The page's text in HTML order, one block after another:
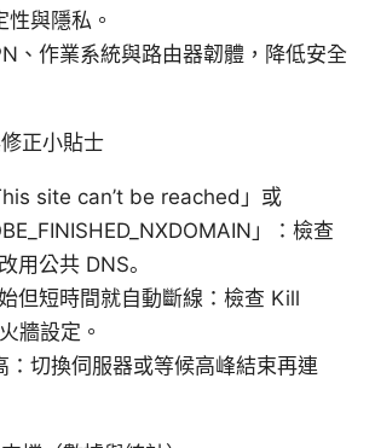
與隱私。
、作業系統與路由器韌體，降低安全
正小貼士
site can’t be reached」或
」：檢查
用公共 DNS。
但短時間就自動斷線：檢查 Kill
牆設定。
：切換伺服器或等候高峰結束再連